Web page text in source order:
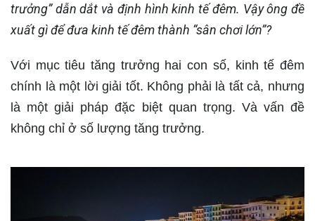
trưởng” dẫn dắt và định hình kinh tế đêm. Vậy ông đề
xuất gì để đưa kinh tế đêm thành “sân chơi lớn”?
Với mục tiêu tăng trưởng hai con số, kinh tế đêm
chính là một lời giải tốt. Không phải là tất cả, nhưng
là một giải pháp đặc biệt quan trọng. Và vấn đề
không chỉ ở số lượng tăng trưởng.